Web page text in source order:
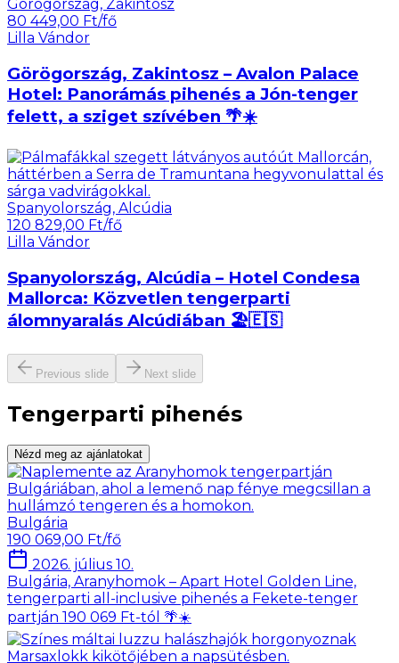
Görögország, Zakintosz
80 449,00 Ft/fő
Lilla Vándor
Görögország, Zakintosz – Avalon Palace
Hotel: Panorámás pihenés a Jón-tenger
felett, a sziget szívében 🌴☀️
Spanyolország, Alcúdia
120 829,00 Ft/fő
Lilla Vándor
Spanyolország, Alcúdia – Hotel Condesa
Mallorca: Közvetlen tengerparti
álomnyaralás Alcúdiában 🏖️🇪🇸
Previous slide Next slide
Tengerparti pihenés
Nézd meg az ajánlatokat
Bulgária
190 069,00 Ft/fő
2026. július 10.
Bulgária, Aranyhomok – Apart Hotel Golden Line,
tengerparti all-inclusive pihenés a Fekete-tenger
partján 190 069 Ft-tól 🌴☀️